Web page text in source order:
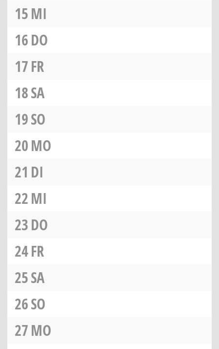
15MI
16DO
17FR
18SA
19SO
20MO
21 DI
22MI
23DO
24FR
25SA
26SO
27MO